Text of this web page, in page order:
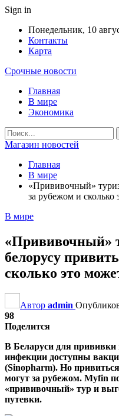
Sign in
Понедельник, 10
Контакты
Карта
Срочные новости
Главная
В мире
Экономика
Магазин новостей
Главная
В мире
«Прививочный»
за рубежом и сколько
В мире
«Прививочный»
белорусу
сколько это
Автор admin
98
Поделится
В Беларуси для прививки
инфекции доступны
(Sinopharm). Но
могут за рубежом. Myfin
«прививочный» тур и
путевки.